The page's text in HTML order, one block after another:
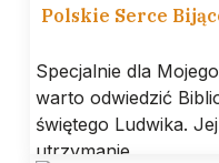
Polskie Serce
Specjalnie dla
warto odwiedzić
świętego Ludwika.
utrzymanie